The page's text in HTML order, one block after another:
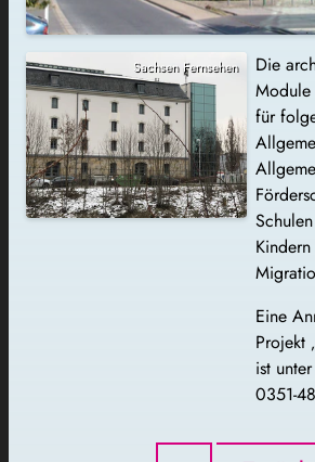
Sachsen Fernsehen
Die
Module
für
Eine
Projekt
ist
0351-